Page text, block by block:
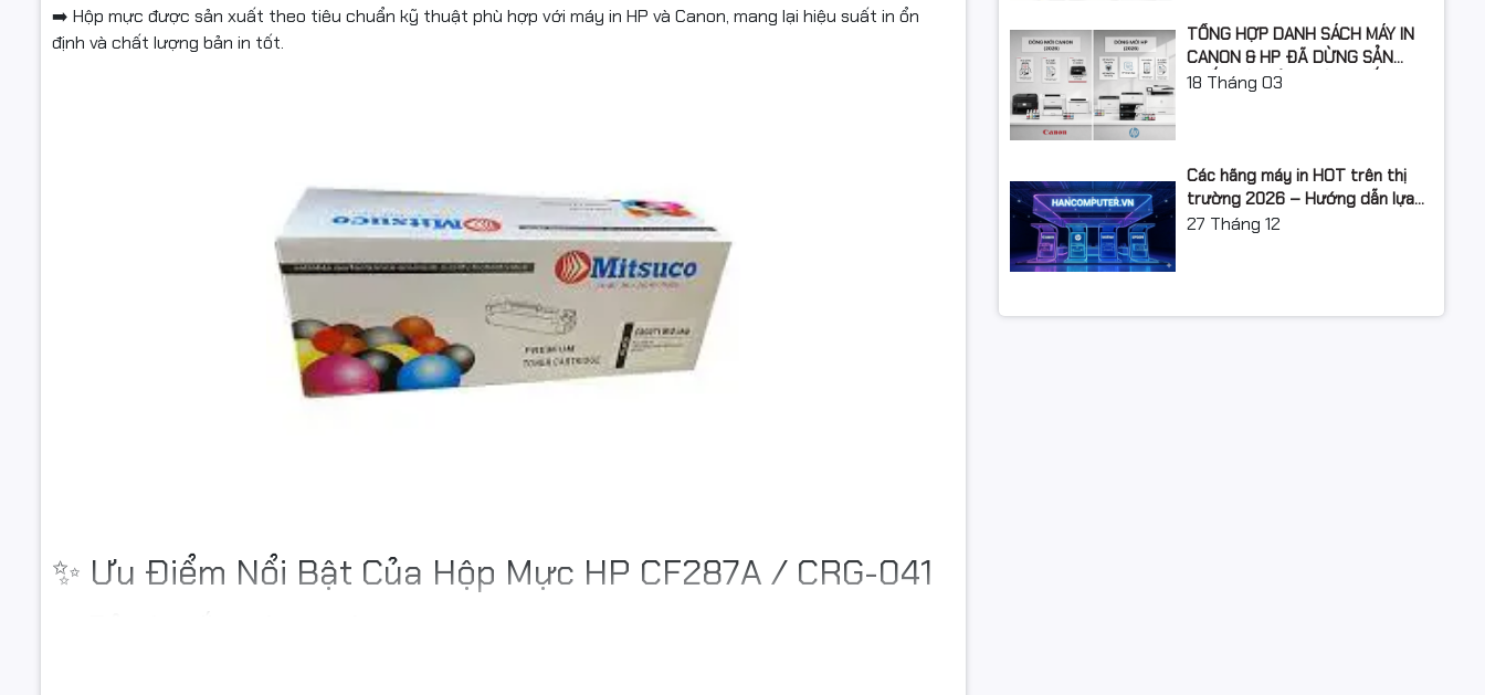
➡️ Hộp mực được sản xuất theo tiêu chuẩn kỹ thuật phù hợp với máy in HP và Canon, mang lại hiệu suất in ổn
định và chất lượng bản in tốt.
✨ Ưu Điểm Nổi Bật Của Hộp Mực HP CF287A / CRG-041
TỔNG HỢP DANH SÁCH MÁY IN
CANON & HP ĐÃ DỪNG SẢN
XUẤT: LỘ TRÌNH NÂNG CẤP 2026
18 Tháng 03
Các hãng máy in HOT trên thị
trường 2026 – Hướng dẫn lựa
chọn và so sánh chi tiết
27 Tháng 12
trống và linh kiện bên trong máy.
chính hãng / chất
🚚 Giao hàng nhanh – Hỗ trợ toàn quốc
🔧 Tư vấn chọn mực đúng máy – đúng nhu cầu